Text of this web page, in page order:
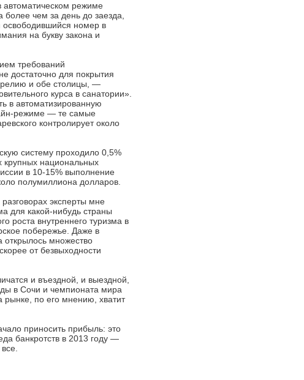
автоматическом режиме
более чем за день до заезда,
освободившийся номер в
на букву закона и
требований
достаточно для покрытия
и обе столицы, —
курса в санатории».
в автоматизированную
режиме — те самые
контролирует около
систему проходило 0,5%
крупных национальных
в 10-15% выполнение
полумиллиона долларов.
эксперты мне
для какой-нибудь страны
роста внутреннего туризма в
побережье. Даже в
открылось множество
от безвыходности
и въездной, и выездной,
в Сочи и чемпионата мира
рынке, по его мнению, хватит
приносить прибыль: это
банкротств в 2013 году —